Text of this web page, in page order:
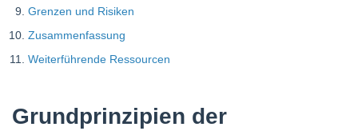
Grenzen und Risiken
Zusammenfassung
Weiterführende Ressourcen
Grundprinzipien der